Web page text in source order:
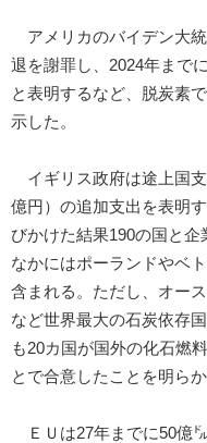
アメリカのバイデン大
退を謝罪し、2024年まで
と表明するなど、脱炭素
示した。
イギリス政府は途上国
億円）の追加支出を表明
びかけた結果190の国と
なかにはポーランドやベ
含まれる。ただし、オー
など世界最大の石炭依存
も20カ国が国外の化石燃
とで合意したことを明らか
ＥＵは27年までに50億